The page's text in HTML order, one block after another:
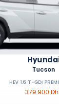
Tucson
HEV 1.6 T-GDi
379 900